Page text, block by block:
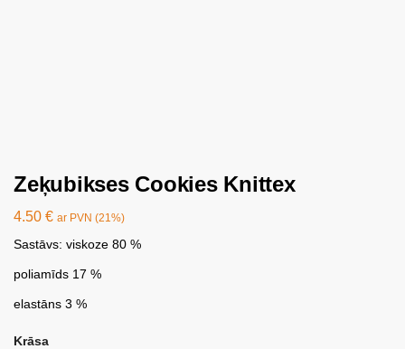
Zeķubikses Cookies Knittex
4.50 € ar PVN (21%)
Sastāvs: viskoze 80 %
poliamīds 17 %
elastāns 3 %
Krāsa